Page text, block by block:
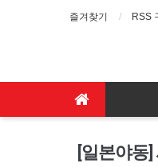
즐겨찾기 RSS
[일본야동